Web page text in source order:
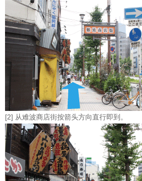
[2] 从难波商店街按箭头方向直行即到。